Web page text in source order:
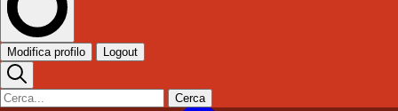
Modifica profilo Logout
Cerca